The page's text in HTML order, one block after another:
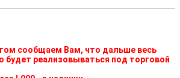
сообщаем Вам, что дальше весь
будет реализовываться под торговой